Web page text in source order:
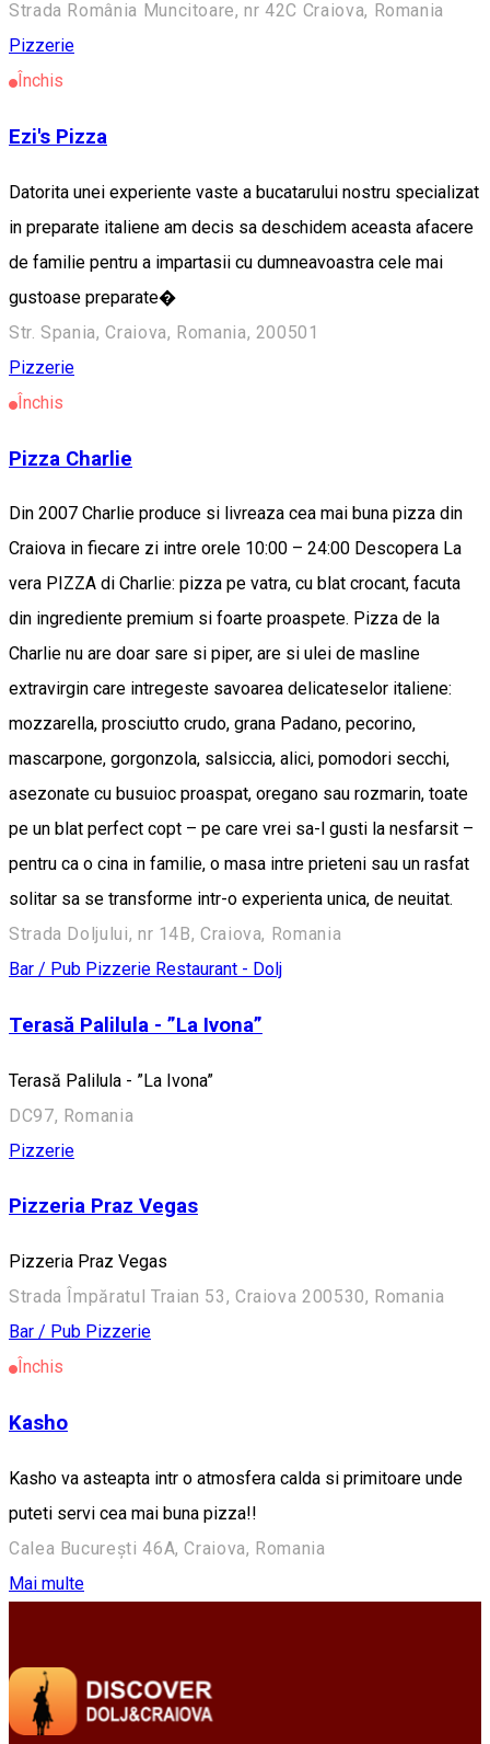
Strada România Muncitoare, nr 42C Craiova, Romania
Pizzerie
Închis
Ezi's Pizza
Datorita unei experiente vaste a bucatarului nostru specializat
in preparate italiene am decis sa deschidem aceasta afacere
de familie pentru a impartasii cu dumneavoastra cele mai
gustoase preparate�
Str. Spania, Craiova, Romania, 200501
Pizzerie
Închis
Pizza Charlie
Din 2007 Charlie produce si livreaza cea mai buna pizza din
Craiova in fiecare zi intre orele 10:00 – 24:00 Descopera La
vera PIZZA di Charlie: pizza pe vatra, cu blat crocant, facuta
din ingrediente premium si foarte proaspete. Pizza de la
Charlie nu are doar sare si piper, are si ulei de masline
extravirgin care intregeste savoarea delicateselor italiene:
mozzarella, prosciutto crudo, grana Padano, pecorino,
mascarpone, gorgonzola, salsiccia, alici, pomodori secchi,
asezonate cu busuioc proaspat, oregano sau rozmarin, toate
pe un blat perfect copt – pe care vrei sa-l gusti la nesfarsit –
pentru ca o cina in familie, o masa intre prieteni sau un rasfat
solitar sa se transforme intr-o experienta unica, de neuitat.
Strada Doljului, nr 14B, Craiova, Romania
Bar / Pub Pizzerie Restaurant - Dolj
Terasă Palilula - ”La Ivona”
Terasă Palilula - ”La Ivona”
DC97, Romania
Pizzerie
Pizzeria Praz Vegas
Pizzeria Praz Vegas
Strada Împăratul Traian 53, Craiova 200530, Romania
Bar / Pub Pizzerie
Închis
Kasho
Kasho va asteapta intr o atmosfera calda si primitoare unde
puteti servi cea mai buna pizza!!
Calea București 46A, Craiova, Romania
Mai multe